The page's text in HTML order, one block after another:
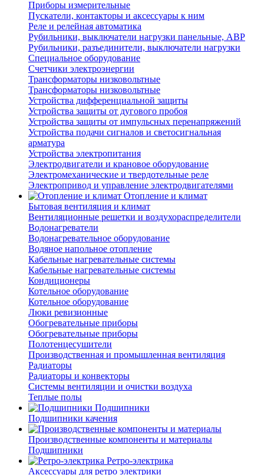
Приборы измерительные
Пускатели, контакторы и аксессуары к ним
Реле и релейная автоматика
Рубильники, выключатели нагрузки панельные, АВР
Рубильники, разъединители, выключатели нагрузки
Специальное оборудование
Счетчики электроэнергии
Трансформаторы низковольтные
Трансформаторы низковольтные
Устройства дифференциальной защиты
Устройства защиты от дугового пробоя
Устройства защиты от импульсных перенапряжений
Устройства подачи сигналов и светосигнальная
арматура
Устройства электропитания
Электродвигатели и крановое оборудование
Электромеханические и твердотельные реле
Электропривод и управление электродвигателями
Отопление и климат
Бытовая вентиляция и климат
Вентиляционные решетки и воздухораспределители
Водонагреватели
Водонагревательное оборудование
Водяное напольное отопление
Кабельные нагревательные системы
Кабельные нагревательные системы
Кондиционеры
Котельное оборудование
Котельное оборудование
Люки ревизионные
Обогревательные приборы
Обогревательные приборы
Полотенцесушители
Производственная и промышленная вентиляция
Радиаторы
Радиаторы и конвекторы
Системы вентиляции и очистки воздуха
Теплые полы
Подшипники
Подшипники качения
Производственные компоненты и материалы
Подшипники
Ретро-электрика
Аксессуары для ретро электрики